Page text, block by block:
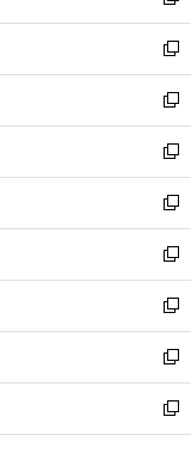
開
く
ウ
で
開
く
ウ
ィ
ン
ド
ウ
で
開
く
し
い
ウ
ィ
ン
ド
ウ
で
開
く
新
し
い
ウ
ィ
ン
ド
ウ
で
開
く
新
し
い
ウ
ィ
ン
ド
ウ
で
開
く
新
し
い
ウ
ィ
ン
ド
ウ
で
開
く
新
し
い
ウ
ィ
ン
ド
ウ
で
開
新
し
い
ウ
ィ
ン
ド
ウ
新
し
い
ウ
ィ
ン
新
し
い
ウ
新
し